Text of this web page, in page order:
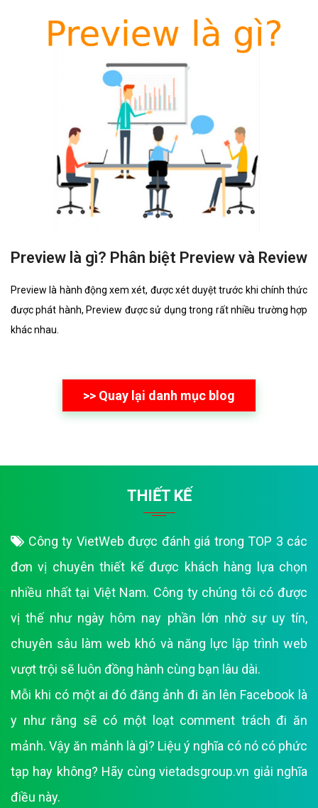
Preview là gì? Phân biệt Preview và Review
Preview là hành động xem xét, được xét duyệt trước khi chính thức
được phát hành, Preview được sử dụng trong rất nhiều trường hợp
khác nhau.
>> Quay lại danh mục blog
THIẾT KẾ
Công ty VietWeb được đánh giá trong TOP 3 các
đơn vị chuyên thiết kế được khách hàng lựa chọn
nhiều nhất tại Việt Nam. Công ty chúng tôi có được
vị thế như ngày hôm nay phần lớn nhờ sự uy tín,
chuyên sâu làm web khó và năng lực lập trình web
vượt trội sẽ luôn đồng hành cùng bạn lâu dài.
Mỗi khi có một ai đó đăng ảnh đi ăn lên Facebook là
y như rằng sẽ có một loạt comment trách đi ăn
mảnh. Vậy ăn mảnh là gì? Liệu ý nghĩa có nó có phức
tạp hay không? Hãy cùng vietadsgroup.vn giải nghĩa
điều này.